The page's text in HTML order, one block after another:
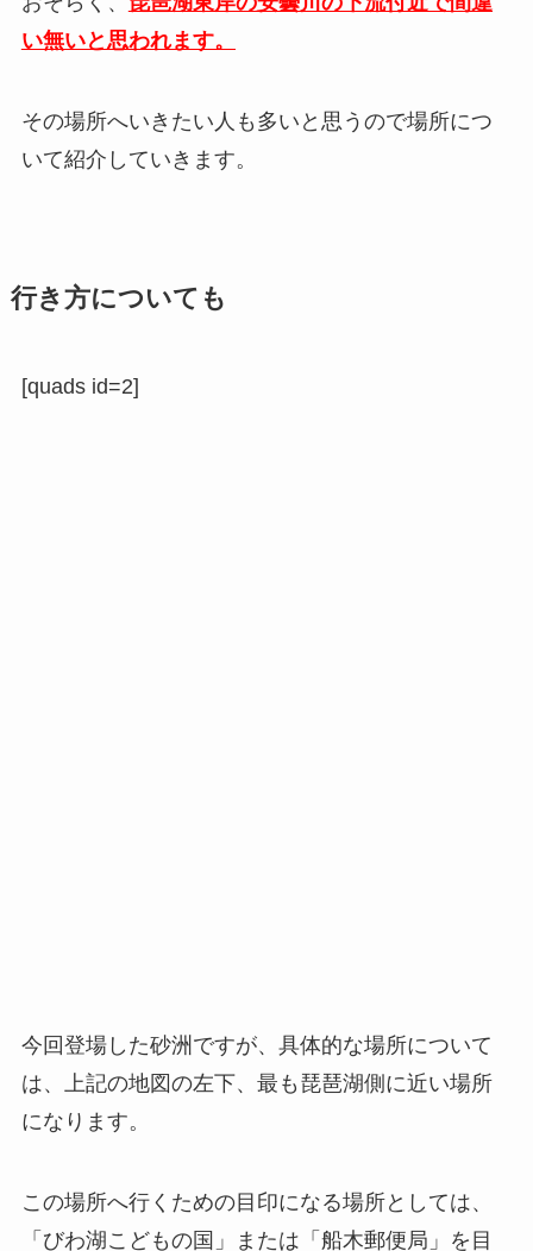
い無いと思われます。
その場所へいきたい人も多いと思うので場所につ
いて紹介していきます。
行き方についても
[quads id=2]
今回登場した砂洲ですが、具体的な場所について
は、上記の地図の左下、最も琵琶湖側に近い場所
になります。
この場所へ行くための目印になる場所としては、
「びわ湖こどもの国」または「船木郵便局」を目